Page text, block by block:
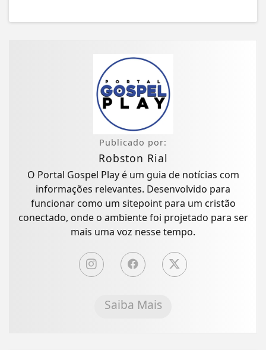
Publicado por:
Robston Rial
O Portal Gospel Play é um guia de notícias com
informações relevantes. Desenvolvido para
funcionar como um sitepoint para um cristão
conectado, onde o ambiente foi projetado para ser
mais uma voz nesse tempo.
Saiba Mais